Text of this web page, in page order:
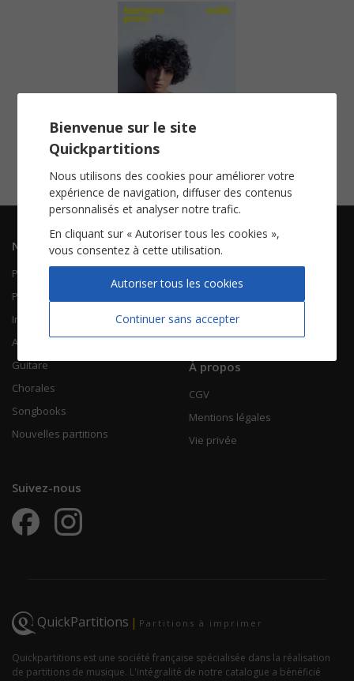
Voilà
Chorale SATB
Voir
Navigation
Piano Chant
Piano Solo
Instruments solistes
Accordéon
Guitare
Chorales
Songbooks
Nouvelles partitions
Informations
FAQ
À propos
CGV
Mentions légales
Vie privée
Suivez-nous
QuickPartitions | Partitions à imprimer
Quickpartitions est une société française spécialisée dans la réalisation
de partitions de musique. L'intégralité de notre catalogue a bénéficié
Bienvenue sur le site
Quickpartitions
Nous utilisons des cookies pour améliorer votre
expérience de navigation, diffuser des contenus
personnalisés et analyser notre trafic.
En cliquant sur « Autoriser tous les cookies »,
vous consentez à cette utilisation.
Continuer sans accepter
Autoriser tous les cookies